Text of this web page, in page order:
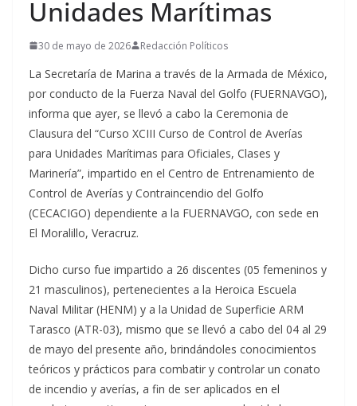
Unidades Marítimas
30 de mayo de 2026 Redacción Políticos
La Secretaría de Marina a través de la Armada de México,
por conducto de la Fuerza Naval del Golfo (FUERNAVGO),
informa que ayer, se llevó a cabo la Ceremonia de
Clausura del “Curso XCIII Curso de Control de Averías
para Unidades Marítimas para Oficiales, Clases y
Marinería”, impartido en el Centro de Entrenamiento de
Control de Averías y Contraincendio del Golfo
(CECACIGO) dependiente a la FUERNAVGO, con sede en
El Moralillo, Veracruz.
Dicho curso fue impartido a 26 discentes (05 femeninos y
21 masculinos), pertenecientes a la Heroica Escuela
Naval Militar (HENM) y a la Unidad de Superficie ARM
Tarasco (ATR-03), mismo que se llevó a cabo del 04 al 29
de mayo del presente año, brindándoles conocimientos
teóricos y prácticos para combatir y controlar un conato
de incendio y averías, a fin de ser aplicados en el